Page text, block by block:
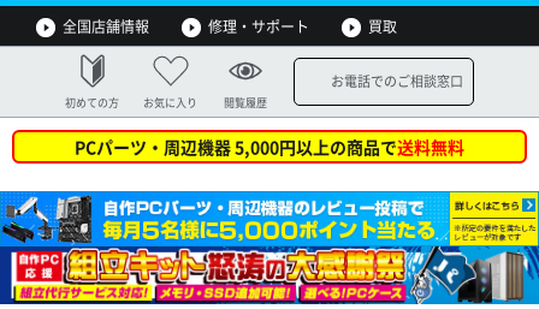
全国店舗情報 修理・サポート 買取
初めての方 お気に入り 閲覧履歴
お電話でのご相談窓口
PCパーツ・周辺機器 5,000円以上の商品で送料無料